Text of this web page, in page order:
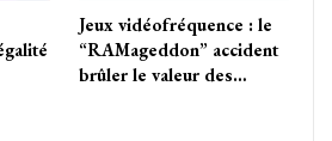
Jeux vidéofréquence : le
“RAMageddon” accident
brûler le valeur des…